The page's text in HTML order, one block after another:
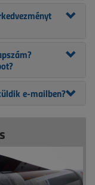
e-mailben?